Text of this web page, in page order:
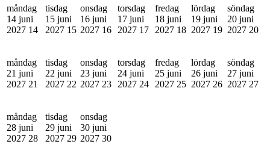
måndag
14 juni
2027 14
tisdag
15 juni
2027 15
onsdag
16 juni
2027 16
torsdag
17 juni
2027 17
fredag
18 juni
2027 18
lördag
19 juni
2027 19
söndag
20 juni
2027 20
måndag
21 juni
2027 21
tisdag
22 juni
2027 22
onsdag
23 juni
2027 23
torsdag
24 juni
2027 24
fredag
25 juni
2027 25
lördag
26 juni
2027 26
söndag
27 juni
2027 27
måndag
28 juni
2027 28
tisdag
29 juni
2027 29
onsdag
30 juni
2027 30